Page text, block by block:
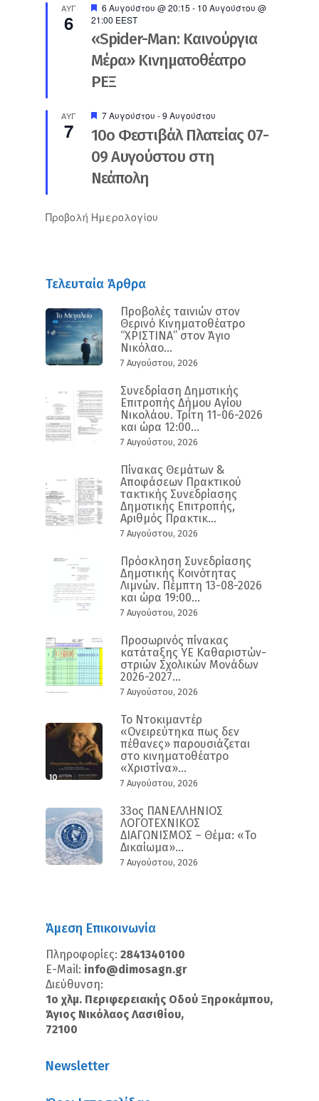
ΑΥΓ
6
Προτεινόμενο
6 Αυγούστου @ 20:15 - 10 Αυγούστου @
21:00 EEST
«Spider-Man: Καινούργια
Μέρα» Κινηματοθέατρο
ΡΕΞ
ΑΥΓ
7
Προτεινόμενο
7 Αυγούστου -9 Αυγούστου
10ο Φεστιβάλ Πλατείας 07-
09 Αυγούστου στη
Νεάπολη
Προβολή Ημερολογίου
Τελευταία Άρθρα
Προβολές ταινιών στον
Θερινό Κινηματοθέατρο
“ΧΡΙΣΤΙΝΑ” στον Άγιο
Νικόλαο...
7 Αυγούστου, 2026
Συνεδρίαση Δημοτικής
Επιτροπής Δήμου Αγίου
Νικολάου. Τρίτη 11-06-2026
και ώρα 12:00...
7 Αυγούστου, 2026
Πίνακας Θεμάτων &
Αποφάσεων Πρακτικού
τακτικής Συνεδρίασης
Δημοτικής Επιτροπής,
Αριθμός Πρακτικ...
7 Αυγούστου, 2026
Πρόσκληση Συνεδρίασης
Δημοτικής Κοινότητας
Λιμνών. Πέμπτη 13-08-2026
και ώρα 19:00...
7 Αυγούστου, 2026
Προσωρινός πίνακας
κατάταξης ΥΕ Καθαριστών-
στριών Σχολικών Μονάδων
2026-2027...
7 Αυγούστου, 2026
Το Ντοκιμαντέρ
«Ονειρεύτηκα πως δεν
πέθανες» παρουσιάζεται
στο κινηματοθέατρο
«Χριστίνα»...
7 Αυγούστου, 2026
33ος ΠΑΝΕΛΛΗΝΙΟΣ
ΛΟΓΟΤΕΧΝΙΚΟΣ
ΔΙΑΓΩΝΙΣΜΟΣ – Θέμα: «Το
Δικαίωμα»...
7 Αυγούστου, 2026
Άμεση Επικοινωνία
Πληροφορίες: 2841340100
E-Mail: info@dimosagn.gr
Διεύθυνση:
1ο χλμ. Περιφερειακής Οδού Ξηροκάμπου,
Άγιος Νικόλαος Λασιθίου,
72100
Newsletter